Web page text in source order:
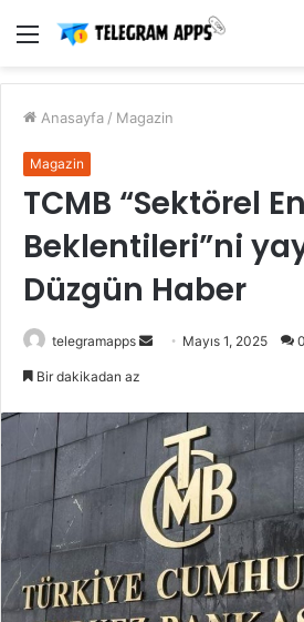
Menü
Anasayfa / Magazin
Magazin
TCMB “Sektörel
Beklentileri”ni
Düzgün Haber
telegramapps
Bir
göndermek
Mayıs 1, 2025 0
Bir dakikadan az